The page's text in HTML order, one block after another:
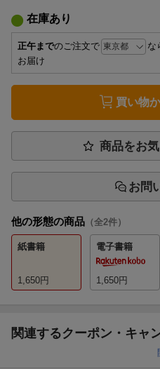
在庫あり
正午までのご注文で な
お届け
買い物
商品をお
お問
他の形態の商品 （全2件）
紙書籍
1,650円
電子書籍
1,650円
関連するクーポン・キャ